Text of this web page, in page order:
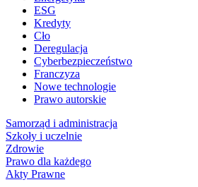
ESG
Kredyty
Cło
Deregulacja
Cyberbezpieczeństwo
Franczyza
Nowe technologie
Prawo autorskie
Samorząd i administracja
Szkoły i uczelnie
Zdrowie
Prawo dla każdego
Akty Prawne